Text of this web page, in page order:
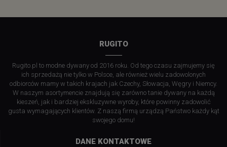
RUGITO
Rugito.pl to modne dywany od 2016 roku. Od tego czasu zajmujemy się
ich sprzedażą nie tylko w Polsce, ale również wielu zadowolonych
odbiorców mamy w takich krajach jak Czechy, Słowacja, Węgry i Niemcy.
W naszym asortymencie znajdują się zarówno tanie dywany na każdą
kieszeń, jak i bardziej ekskluzywne wyroby, które powinny zadowolić
gusta wymagających klientów. Z naszą firmą urządzą Państwo każdy kąt
swojego domu!
DANE KONTAKTOWE